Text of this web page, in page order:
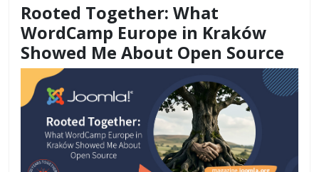
Rooted Together: What
WordCamp Europe in Kraków
Showed Me About Open Source